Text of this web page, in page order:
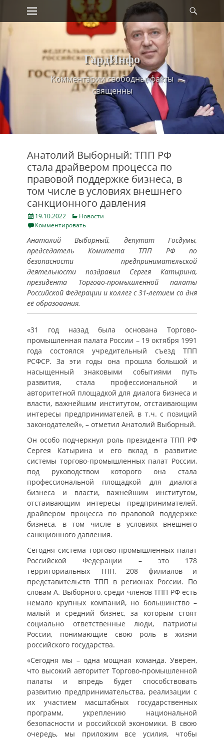
Skip
Primary Menu
ГардИнфо
Комментарии свободны, факты
священны
Анатолий Выборный: ТПП РФ
стала драйвером процесса по
правовой поддержке бизнеса, в
том числе в условиях внешнего
санкционного давления
Posted
on
19.10.2022 Categories
Новости
Комментировать
Анатолий Выборный, депутат Госдумы,
председатель Комитета ТПП РФ по
безопасности предпринимательской
деятельности поздравил Сергея Катырина,
президента Торгово-промышленной палаты
Российской Федерации и коллег с 31-летием со дня
её образования.
«31 год назад была основана Торгово-
промышленная палата России – 19 октября 1991
года состоялся учредительный съезд ТПП
РСФСР. За эти годы она прошла большой и
насыщенный знаковыми событиями путь
развития, стала профессиональной и
авторитетной площадкой для диалога бизнеса и
власти, важнейшим институтом, отстаивающим
интересы предпринимателей, в т.ч. с позиций
законодателей», – отметил Анатолий Выборный.
Он особо подчеркнул роль президента ТПП РФ
Сергея Катырина и его вклад в развитие
системы торгово-промышленных палат России,
под руководством которого она стала
профессиональной площадкой для диалога
бизнеса и власти, важнейшим институтом,
отстаивающим интересы предпринимателей,
драйвером процесса по правовой поддержке
бизнеса, в том числе в условиях внешнего
санкционного давления.
Сегодня система торгово-промышленных палат
Российской Федерации – это 178
территориальных ТПП, 208 филиалов и
представительств ТПП в регионах России. По
словам А. Выборного, среди членов ТПП РФ есть
немало крупных компаний, но большинство –
малый и средний бизнес, за которым стоят
социально ответственные люди, патриоты
России, понимающие свою роль в жизни
российского государства.
«Сегодня мы – одна мощная команда. Уверен,
что высокий авторитет Торгово-промышленной
палаты и впредь будет способствовать
развитию предпринимательства, реализации с
их участием масштабных государственных
программ, укреплению национальной
безопасности и российской экономики. В свою
очередь, мы приложим все усилия, чтобы